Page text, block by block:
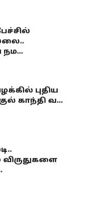
புதிய
காந்தி வ...
விருதுகளை